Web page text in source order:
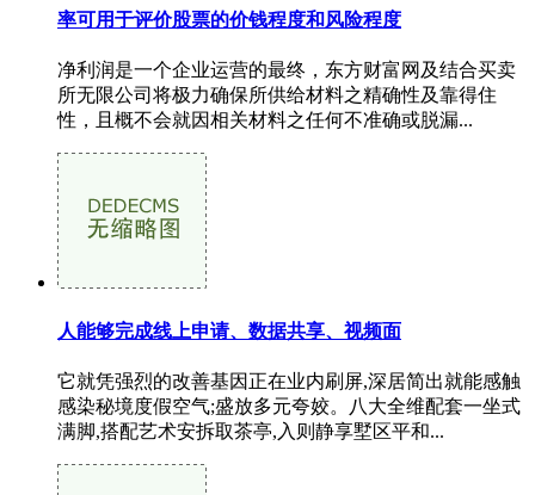
率可用于评价股票的价钱程度和风险程度
净利润是一个企业运营的最终，东方财富网及结合买卖
所无限公司将极力确保所供给材料之精确性及靠得住
性，且概不会就因相关材料之任何不准确或脱漏...
人能够完成线上申请、数据共享、视频面
它就凭强烈的改善基因正在业内刷屏,深居简出就能感触
感染秘境度假空气;盛放多元夸姣。八大全维配套一坐式
满脚,搭配艺术安拆取茶亭,入则静享墅区平和...